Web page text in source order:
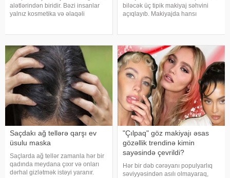
alətlərindən biridir. Bəzi insanlar
yalnız kosmetika və əlaqəli
deyirlər ki, düzgün saç düzüm
biləcək üç tipik makiyaj səhvini
açıqlayıb. Makiyajda hansı
"YouTube" izləyicis
Saçdakı ağ tellərə qarşı ev
üsulu maska
Saçlarda ağ tellər zamanla hər bir
qadında meydana çıxır və onları
dərhal gizlətmək istəyi yaranır.
"Çılpaq" göz makiyajı əsas
gözəllik trendinə kimin
sayəsində çevrildi?
Hər bir dəb cərəyanı populyarlıq
səviyyəsindən asılı olmayaraq,